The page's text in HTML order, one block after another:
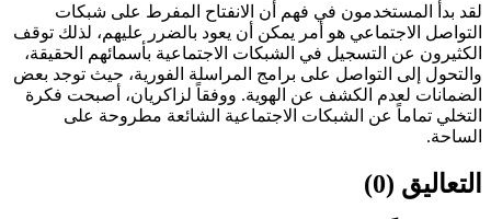
لقد بدأ المستخدمون في فهم أن الانفتاح المفرط على شبكات
التواصل الاجتماعي هو أمر يمكن أن يعود بالضرر عليهم، لذلك توقف
الكثيرون عن التسجيل في الشبكات الاجتماعية بأسمائهم الحقيقة،
والتحول إلى التواصل على برامج المراسلة الفورية، حيث توجد بعض
الضمانات لعدم الكشف عن الهوية. ووفقاً لزاكريان، أصبحت فكرة
التخلي تماماً عن الشبكات الاجتماعية الشائعة مطروحة على
الساحة.
التعاليق (0)